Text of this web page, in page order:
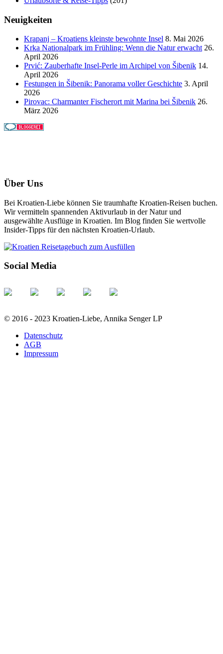
Neuigkeiten
Krapanj – Kroatiens kleinste bewohnte Insel 8. Mai 2026
Krka Nationalpark im Frühling: Wenn die Natur erwacht 26.
April 2026
Prvić: Zauberhafte Insel-Perle im Archipel von Šibenik 14.
April 2026
Festungen in Šibenik: Panorama voller Geschichte 3. April
2026
Pirovac: Charmanter Fischerort mit Marina bei Šibenik 26.
März 2026
Über Uns
Bei Kroatien-Liebe können Sie traumhafte Kroatien-Reisen buchen.
Wir vermitteln spannenden Aktivurlaub in der Natur und
ausgewählte Ausflüge in Kroatien. Im Blog finden Sie wertvolle
Insider-Tipps für den nächsten Kroatien-Urlaub.
Social Media
© 2016 - 2023 Kroatien-Liebe, Annika Senger LP
Datenschutz
AGB
Impressum